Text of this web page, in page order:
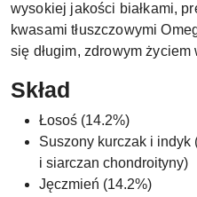
wysokiej jakości białkami,
kwasami tłuszczowymi
się długim, zdrowym życiem
Skład
Łosoś (14.2%)
Suszony kurczak i indyk
i siarczan chondroityny)
Jęczmień (14.2%)